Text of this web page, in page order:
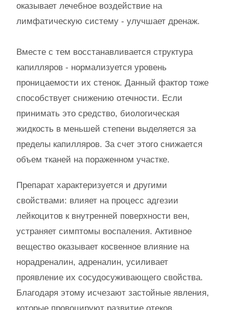
оказывает лечебное воздействие на
лимфатическую систему - улучшает дренаж.
Вместе с тем восстанавливается структура
капилляров - нормализуется уровень
проницаемости их стенок. Данный фактор тоже
способствует снижению отечности. Если
принимать это средство, биологическая
жидкость в меньшей степени выделяется за
пределы капилляров. За счет этого снижается
объем тканей на пораженном участке.
Препарат характеризуется и другими
свойствами: влияет на процесс адгезии
лейкоцитов к внутренней поверхности вен,
устраняет симптомы воспаления. Активное
вещество оказывает косвенное влияние на
норадреналин, адреналин, усиливает
проявление их сосудосуживающего свойства.
Благодаря этому исчезают застойные явления,